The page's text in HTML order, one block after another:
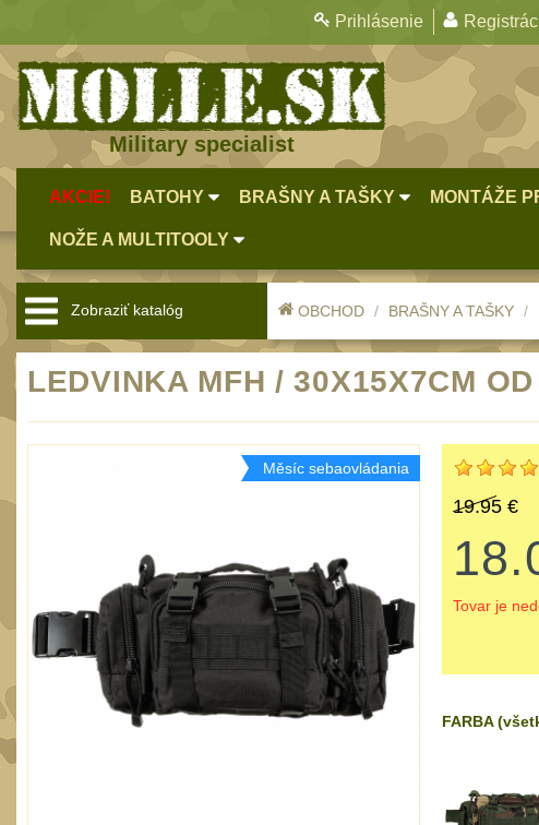
Prihlásenie
Military specialist
AKCIE! BATOHY BRAŠNY A TAŠKY MONTÁŽE
NOŽE A MULTITOOLY
Zobraziť katalóg OBCHOD BRAŠNY A TAŠKY
LEDVINKA MFH / 30X15X7CM
Měsíc sebaovládania
19.95 €
Tovar je
FARBA